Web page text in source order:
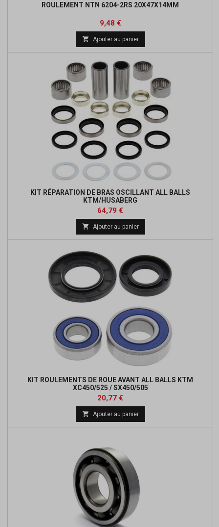
ROULEMENT NTN 6204-2RS 20X47X14MM
Prix
9,48 €Prix
base
 Ajouter au panier
KIT RÉPARATION DE BRAS OSCILLANT ALL BALLS
KTM/HUSABERG
Prix
64,79 €
base
 Ajouter au panier
KIT ROULEMENTS DE ROUE AVANT ALL BALLS KTM
XC450/525 / SX450/505
Prix
20,77 €
base
 Ajouter au panier